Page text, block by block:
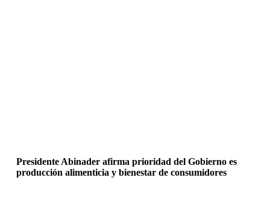
Presidente Abinader afirma prioridad del Gobierno es
producción alimenticia y bienestar de consumidores